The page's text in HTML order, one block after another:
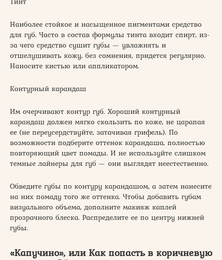
Наиболее стойкое и насыщенное пигментами средство
для губ. Часто в состав формулы тинта входит спирт, из-
за чего средство сушит губы — увлажнять и
отшелушивать кожу, без сомнения, придется регулярно.
Наносите кистью или аппликатором.
Контурный карандаш
Им очерчивают контур губ. Хороший контурный
карандаш должен мягко скользить по коже, не царапая
ее (не переусердствуйте, затачивая грифель). По
возможности подберите оттенок карандаша, полностью
повторяющий цвет помады. И не используйте слишком
темные лайнеры для губ — они выглядят неестественно.
Обведите губы по контуру карандашом, а затем нанесите
на них помаду того же оттенка. Чтобы добавить губам
визуального объема, дополните макияж каплей
прозрачного блеска. Распределите ее по центру нижней
губы.
«Капучино», или Как попасть в коричневую